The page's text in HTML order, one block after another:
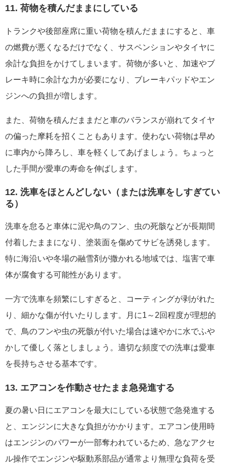
11. 荷物を積んだままにしている
トランクや後部座席に重い荷物を積んだままにすると、車
の燃費が悪くなるだけでなく、サスペンションやタイヤに
余計な負担をかけてしまいます。荷物が多いと、加速やブ
レーキ時に余計な力が必要になり、ブレーキパッドやエン
ジンへの負担が増します。
また、荷物を積んだままだと車のバランスが崩れてタイヤ
の偏った摩耗を招くこともあります。使わない荷物は早め
に車内から降ろし、車を軽くしてあげましょう。ちょっと
した手間が愛車の寿命を伸ばします。
12. 洗車をほとんどしない（または洗車をしすぎてい
る）
洗車を怠ると車体に泥や鳥のフン、虫の死骸などが長期間
付着したままになり、塗装面を傷めてサビを誘発します。
特に海沿いや冬場の融雪剤が撒かれる地域では、塩害で車
体が腐食する可能性があります。
一方で洗車を頻繁にしすぎると、コーティングが剥がれた
り、細かな傷が付いたりします。月に1～2回程度が理想的
で、鳥のフンや虫の死骸が付いた場合は速やかに水でふや
かして優しく落としましょう。適切な頻度での洗車は愛車
を長持ちさせる基本です。
13. エアコンを作動させたまま急発進する
夏の暑い日にエアコンを最大にしている状態で急発進する
と、エンジンに大きな負担がかかります。エアコン使用時
はエンジンのパワーが一部奪われているため、急なアクセ
ル操作でエンジンや駆動系部品が通常より無理な負荷を受